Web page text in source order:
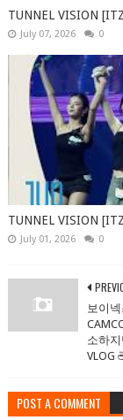
TUNNEL VISION
July 07, 2026 0
TUNNEL VISION
July 01, 2026 0
보이
소하
VLOG
POST A COMMENT